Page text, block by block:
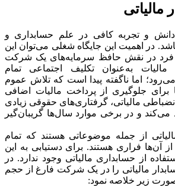
دانش و تجربه کافی در علم حسابداری و
در اهمیت این جایگاه شغلی می‌توان این
فرد در نقش حافظ سرمایه‌های یک شرکت
به‌عنوان تکلیف اجتماعی تمام
اما ناگفته پیدا است که تلاش عموم
جلوگیری از پرداخت مالیات اضافی
مالیاتی، گرفتاری‌های حقوقی زیادی
می‌کند و در برخی موارد سال‌ها گریبان‌گیر
از جمله موضوعاتی هستند که تمام
آن‌ها فراری هستند. برای دستیابی به این
از حسابداری مالیاتی وجود ندارد. در
مالیاتی را در یک شرکت فارغ از حجم
زیر خلاصه نمود: